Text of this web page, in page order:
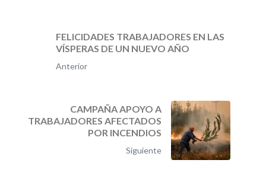
FELICIDADES TRABAJADORES EN LAS
VÍSPERAS DE UN NUEVO AÑO
Anterior
CAMPAÑA APOYO A
TRABAJADORES AFECTADOS
POR INCENDIOS
Siguiente